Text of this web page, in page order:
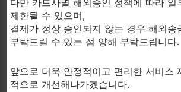
-핵심 천연 추출물 함유: 이 제품은 천
하여 건강한 근육 발달을 지원합니다.
제한될 수 있으며,
결제가 정상 승인되지 않는 경우 해외송
부탁드릴 수 있는 점 양해 부탁드립니다.
앞으로 더욱 안정적이고 편리한 서비스
적으로 개선해나가겠습니다.